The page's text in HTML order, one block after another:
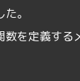
。
数を定義する